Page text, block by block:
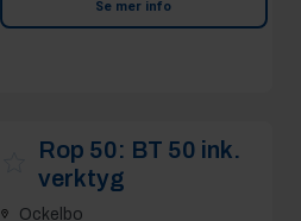
Ockelbo
Slutpris: